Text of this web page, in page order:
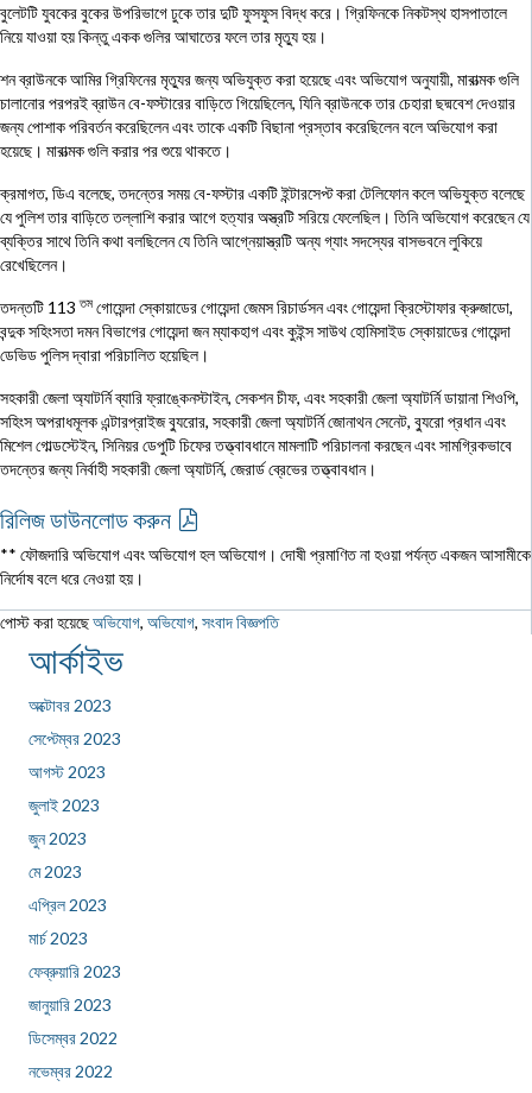
বুলেটটি যুবকের বুকের উপরিভাগে ঢুকে তার দুটি ফুসফুস বিদ্ধ করে। গ্রিফিনকে নিকটস্থ হাসপাতালে
নিয়ে যাওয়া হয় কিন্তু একক গুলির আঘাতের ফলে তার মৃত্যু হয়।
শন ব্রাউনকে আমির গ্রিফিনের মৃত্যুর জন্য অভিযুক্ত করা হয়েছে এবং অভিযোগ অনুযায়ী, মারাত্মক গুলি
চালানোর পরপরই ব্রাউন বে-ফস্টারের বাড়িতে গিয়েছিলেন, যিনি ব্রাউনকে তার চেহারা ছদ্মবেশ দেওয়ার
জন্য পোশাক পরিবর্তন করেছিলেন এবং তাকে একটি বিছানা প্রস্তাব করেছিলেন বলে অভিযোগ করা
হয়েছে। মারাত্মক গুলি করার পর শুয়ে থাকতে।
ক্রমাগত, ডিএ বলেছে, তদন্তের সময় বে-ফস্টার একটি ইন্টারসেপ্ট করা টেলিফোন কলে অভিযুক্ত বলেছে
যে পুলিশ তার বাড়িতে তল্লাশি করার আগে হত্যার অস্ত্রটি সরিয়ে ফেলেছিল। তিনি অভিযোগ করেছেন যে
ব্যক্তির সাথে তিনি কথা বলছিলেন যে তিনি আগ্নেয়াস্ত্রটি অন্য গ্যাং সদস্যের বাসভবনে লুকিয়ে
রেখেছিলেন।
তদন্তটি 113তম গোয়েন্দা স্কোয়াডের গোয়েন্দা জেমস রিচার্ডসন এবং গোয়েন্দা ক্রিস্টোফার ক্রুজাডো,
বন্দুক সহিংসতা দমন বিভাগের গোয়েন্দা জন ম্যাকহাগ এবং কুইন্স সাউথ হোমিসাইড স্কোয়াডের গোয়েন্দা
ডেভিড পুলিস দ্বারা পরিচালিত হয়েছিল।
সহকারী জেলা অ্যাটর্নি ব্যারি ফ্রাঙ্কেনস্টাইন, সেকশন চীফ, এবং সহকারী জেলা অ্যাটর্নি ডায়ানা শিওপি,
সহিংস অপরাধমূলক এন্টারপ্রাইজ ব্যুরোর, সহকারী জেলা অ্যাটর্নি জোনাথন সেনেট, ব্যুরো প্রধান এবং
মিশেল গোল্ডস্টেইন, সিনিয়র ডেপুটি চিফের তত্ত্বাবধানে মামলাটি পরিচালনা করছেন এবং সামগ্রিকভাবে
তদন্তের জন্য নির্বাহী সহকারী জেলা অ্যাটর্নি, জেরার্ড ব্রেভের তত্ত্বাবধান।
রিলিজ ডাউনলোড করুন
** ফৌজদারি অভিযোগ এবং অভিযোগ হল অভিযোগ। দোষী প্রমাণিত না হওয়া পর্যন্ত একজন আসামীকে
নির্দোষ বলে ধরে নেওয়া হয়।
পোস্ট করা হয়েছেঅভিযোগ, অভিযোগ, সংবাদ বিজ্ঞপতি
আর্কাইভ
অক্টোবর 2023
সেপ্টেম্বর 2023
আগস্ট 2023
জুলাই 2023
জুন 2023
মে 2023
এপ্রিল 2023
মার্চ 2023
ফেব্রুয়ারি 2023
জানুয়ারি 2023
ডিসেম্বর 2022
নভেম্বর 2022